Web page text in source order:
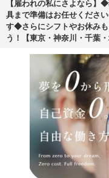
【雇われの私にさよなら
具まで準備はお任せくださ
す◆さらにシフトやお休み
う！【東京・神奈川・千葉・